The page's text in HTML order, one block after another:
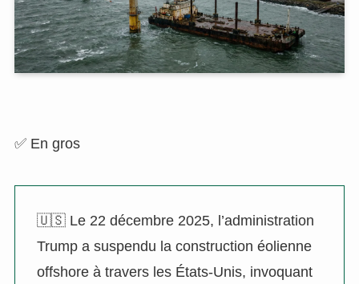
✅ En gros
🇺🇸 Le 22 décembre 2025, l’administration
Trump a suspendu la construction éolienne
offshore à travers les États-Unis, invoquant